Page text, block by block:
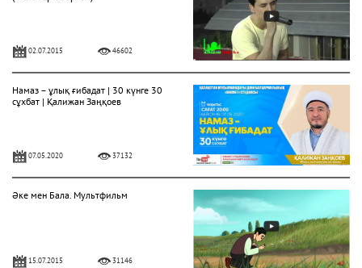
02.07.2015 46602
Намаз – ұлық ғибадат | 30 күнге 30
сұхбат | Қалижан Заңқоев
07.05.2020 37132
Әке мен Бала. Мультфильм
15.07.2015 31146